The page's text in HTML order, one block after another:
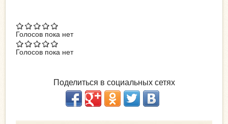
Голосов пока нет
Голосов пока нет
Поделиться в социальных сетях